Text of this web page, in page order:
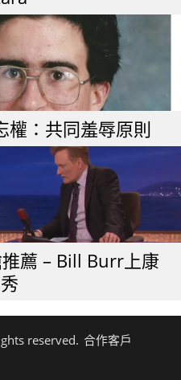
權：共同羞辱原則
薦 – Bill Burr上康
reserved. 合作客戶